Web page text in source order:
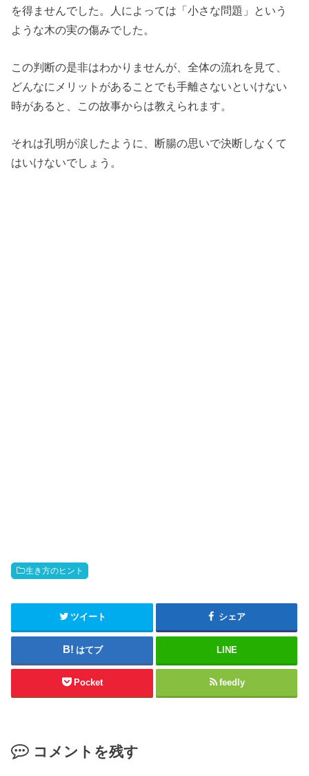
を得ませんでした。人によっては「小さな問題」という
ような木の実の傷みでした。
この判断の是非はわかりませんが、全体の流れを見て、
どんなにメリットがあることでも手離さないといけない
時があると、この故事からは教えられます。
それは孔明が涙したように、断腸の思いで決断しなくて
はいけないでしょう。
生き方のヒント
ツイート シェア
はてブ LINE
Pocket feedly
コメントを残す